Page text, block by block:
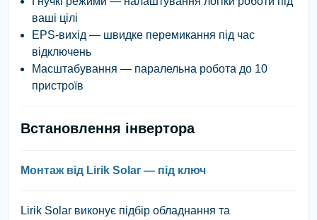
ваші цілі
EPS-вихід — швидке перемикання під час
відключень
Масштабування — паралельна робота до 10
пристроїв
Встановлення інвертора
Монтаж від Lirik Solar — під ключ
Lirik Solar виконує підбір обладнання та